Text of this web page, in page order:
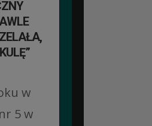
w
5 w